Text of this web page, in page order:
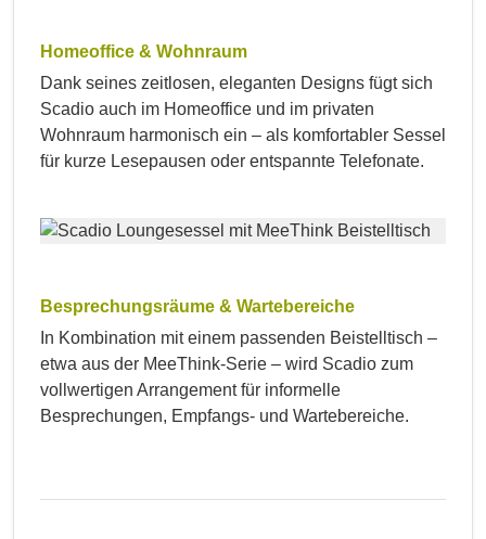
Homeoffice & Wohnraum
Dank seines zeitlosen, eleganten Designs fügt sich
Scadio auch im Homeoffice und im privaten
Wohnraum harmonisch ein – als komfortabler Sessel
für kurze Lesepausen oder entspannte Telefonate.
Besprechungsräume & Wartebereiche
In Kombination mit einem passenden Beistelltisch –
etwa aus der MeeThink-Serie – wird Scadio zum
vollwertigen Arrangement für informelle
Besprechungen, Empfangs- und Wartebereiche.